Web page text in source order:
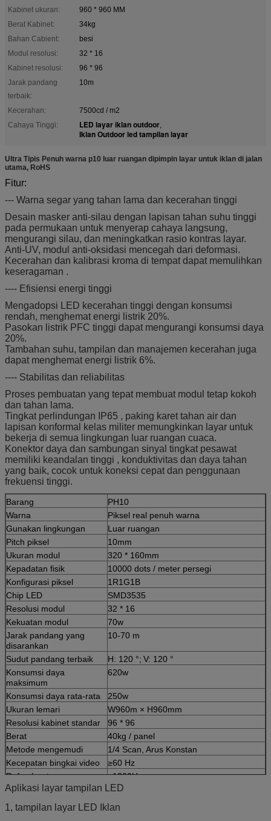
Kabinet ukuran:
960 * 960 MM
Berat Kabinet:
34kg
Bahan Cabient:
besi
Modul resolusi:
32 * 16
Kabinet resolusi:
96 * 96
Jarak pandang
terbaik:
10m
Kecerahan:
7500cd / m2
Cahaya Tinggi:
LED layar iklan outdoor,
Iklan Outdoor led tampilan layar
Ultra Tipis Penuh warna p10 luar ruangan dipimpin layar untuk iklan di jalan
utama, RoHS
Fitur:
--- Warna segar yang tahan lama dan kecerahan tinggi
Desain masker anti-silau dengan lapisan tahan suhu tinggi
pada permukaan untuk menyerap cahaya langsung,
mengurangi silau, dan meningkatkan rasio kontras layar.
Anti-UV, modul anti-oksidasi mencegah dari deformasi.
Kecerahan dan kalibrasi kroma di tempat dapat memulihkan
keseragaman .
---- Efisiensi energi tinggi
Mengadopsi LED kecerahan tinggi dengan konsumsi
rendah, menghemat energi listrik 20%.
Pasokan listrik PFC tinggi dapat mengurangi konsumsi daya
20%.
Tambahan suhu, tampilan dan manajemen kecerahan juga
dapat menghemat energi listrik 6%.
---- Stabilitas dan reliabilitas
Proses pembuatan yang tepat membuat modul tetap kokoh
dan tahan lama.
Tingkat perlindungan IP65 , paking karet tahan air dan
lapisan konformal kelas militer memungkinkan layar untuk
bekerja di semua lingkungan luar ruangan cuaca.
Konektor daya dan sambungan sinyal tingkat pesawat
memiliki keandalan tinggi , konduktivitas dan daya tahan
yang baik, cocok untuk koneksi cepat dan penggunaan
frekuensi tinggi.
Barang
PH10
Warna
Piksel real penuh warna
Gunakan lingkungan
Luar ruangan
Pitch piksel
10mm
Ukuran modul
320 * 160mm
Kepadatan fisik
10000 dots / meter persegi
Konfigurasi piksel
1R1G1B
Chip LED
SMD3535
Resolusi modul
32 * 16
Kekuatan modul
70w
Jarak pandang yang
disarankan
10-70 m
Sudut pandang terbaik H: 120 °; V: 120 °
Konsumsi daya
maksimum
620w
Konsumsi daya rata-rata
250w
Ukuran lemari
W960m × H960mm
Resolusi kabinet standar
96 * 96
Berat
40kg / panel
Metode mengemudi
1/4 Scan, Arus Konstan
Kecepatan bingkai video
≥60 Hz
Refresh rate
≥1200Hz
Kecerahan keseimbangan≥6000cd
Suhu operasi /
-30 ℃ ~ + 45 ℃
Aplikasi layar tampilan LED
1, tampilan layar LED Iklan